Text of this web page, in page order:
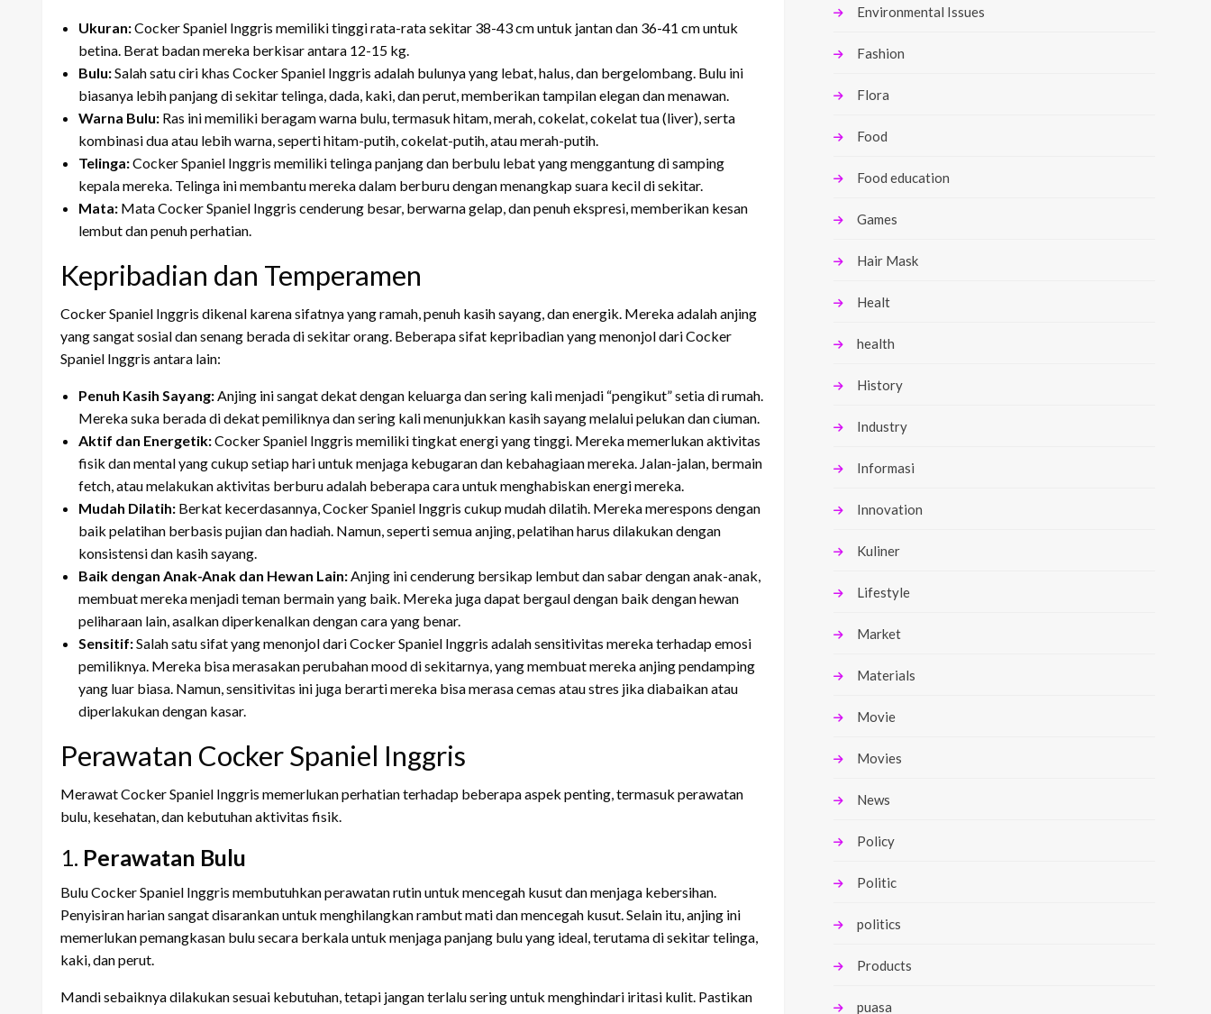
Ukuran:Cocker Spaniel Inggris memiliki tinggi rata-rata sekitar 38-43 cm untuk jantan dan 36-41 cm untuk
betina. Berat badan mereka berkisar antara 12-15 kg.
Bulu:Salah satu ciri khas Cocker Spaniel Inggris adalah bulunya yang lebat, halus, dan bergelombang. Bulu ini
biasanya lebih panjang di sekitar telinga, dada, kaki, dan perut, memberikan tampilan elegan dan menawan.
Warna Bulu: Ras ini memiliki beragam warna bulu, termasuk hitam, merah, cokelat, cokelat tua (liver), serta
kombinasi dua atau lebih warna, seperti hitam-putih, cokelat-putih, atau merah-putih.
Telinga:Cocker Spaniel Inggris memiliki telinga panjang dan berbulu lebat yang menggantung di samping
kepala mereka. Telinga ini membantu mereka dalam berburu dengan menangkap suara kecil di sekitar.
Mata: Mata Cocker Spaniel Inggris cenderung besar, berwarna gelap, dan penuh ekspresi, memberikan kesan
lembut dan penuh perhatian.
Kepribadian dan Temperamen
Cocker Spaniel Inggris dikenal karena sifatnya yang ramah, penuh kasih sayang, dan energik. Mereka adalah anjing
yang sangat sosial dan senang berada di sekitar orang. Beberapa sifat kepribadian yang menonjol dari Cocker
Spaniel Inggris antara lain:
Penuh Kasih Sayang:Anjing ini sangat dekat dengan keluarga dan sering kali menjadi “pengikut” setia di rumah.
Mereka suka berada di dekat pemiliknya dan sering kali menunjukkan kasih sayang melalui pelukan dan ciuman.
Aktif dan Energetik:Cocker Spaniel Inggris memiliki tingkat energi yang tinggi. Mereka memerlukan aktivitas
fisik dan mental yang cukup setiap hari untuk menjaga kebugaran dan kebahagiaan mereka. Jalan-jalan, bermain
fetch, atau melakukan aktivitas berburu adalah beberapa cara untuk menghabiskan energi mereka.
Mudah Dilatih: Berkat kecerdasannya, Cocker Spaniel Inggris cukup mudah dilatih. Mereka merespons dengan
baik pelatihan berbasis pujian dan hadiah. Namun, seperti semua anjing, pelatihan harus dilakukan dengan
konsistensi dan kasih sayang.
Baik dengan Anak-Anak dan Hewan Lain:Anjing ini cenderung bersikap lembut dan sabar dengan anak-anak,
membuat mereka menjadi teman bermain yang baik. Mereka juga dapat bergaul dengan baik dengan hewan
peliharaan lain, asalkan diperkenalkan dengan cara yang benar.
Sensitif:Salah satu sifat yang menonjol dari Cocker Spaniel Inggris adalah sensitivitas mereka terhadap emosi
pemiliknya. Mereka bisa merasakan perubahan mood di sekitarnya, yang membuat mereka anjing pendamping
yang luar biasa. Namun, sensitivitas ini juga berarti mereka bisa merasa cemas atau stres jika diabaikan atau
diperlakukan dengan kasar.
Perawatan Cocker Spaniel Inggris
Merawat Cocker Spaniel Inggris memerlukan perhatian terhadap beberapa aspek penting, termasuk perawatan
bulu, kesehatan, dan kebutuhan aktivitas fisik.
1. Perawatan Bulu
Bulu Cocker Spaniel Inggris membutuhkan perawatan rutin untuk mencegah kusut dan menjaga kebersihan.
Penyisiran harian sangat disarankan untuk menghilangkan rambut mati dan mencegah kusut. Selain itu, anjing ini
memerlukan pemangkasan bulu secara berkala untuk menjaga panjang bulu yang ideal, terutama di sekitar telinga,
kaki, dan perut.
Mandi sebaiknya dilakukan sesuai kebutuhan, tetapi jangan terlalu sering untuk menghindari iritasi kulit. Pastikan
Environmental Issues
Fashion
Flora
Food
Food education
Games
Hair Mask
Healt
health
History
Industry
Informasi
Innovation
Kuliner
Lifestyle
Market
Materials
Movie
Movies
News
Policy
Politic
politics
Products
puasa